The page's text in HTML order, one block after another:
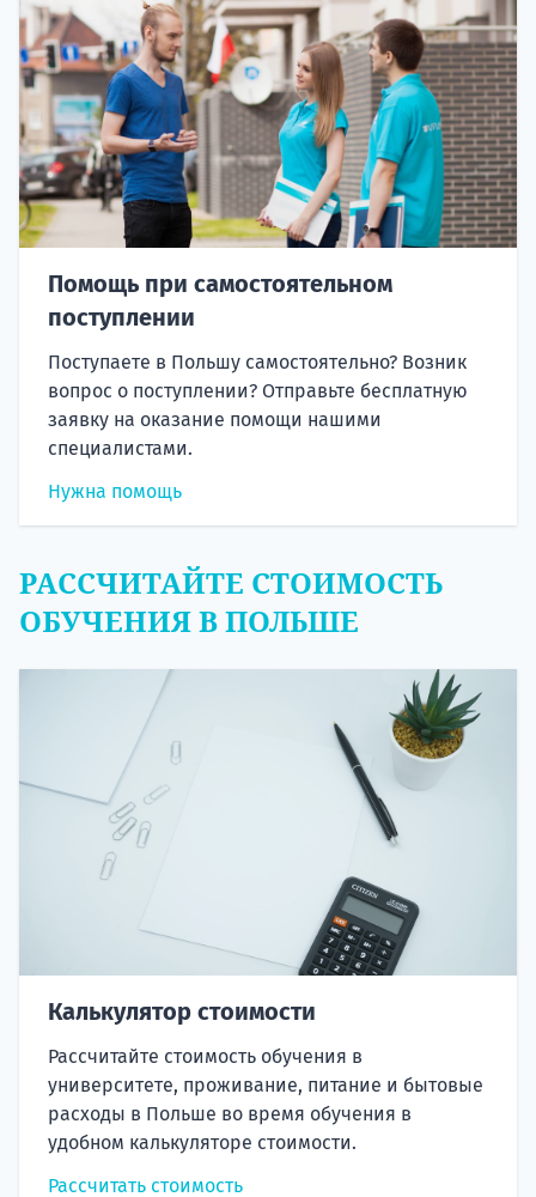
Помощь при самостоятельном
поступлении
Поступаете в Польшу самостоятельно? Возник
вопрос о поступлении? Отправьте бесплатную
заявку на оказание помощи нашими
специалистами.
Нужна помощь
РАССЧИТАЙТЕ СТОИМОСТЬ
ОБУЧЕНИЯ В ПОЛЬШЕ
Калькулятор стоимости
Рассчитайте стоимость обучения в
университете, проживание, питание и бытовые
расходы в Польше во время обучения в
удобном калькуляторе стоимости.
Рассчитать стоимость